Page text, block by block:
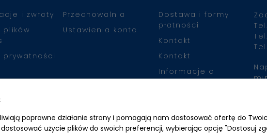
i zwroty
plików
prywatności
Przechowalnia
Ustawienia konta
Dostawa i formy
płatności
Kontakt
Kontakt
Informacje o
poprawne działanie strony i pomagają nam dostosować ofertę do
użycie plików do swoich preferencji, wybierając opcję "Dostosuj